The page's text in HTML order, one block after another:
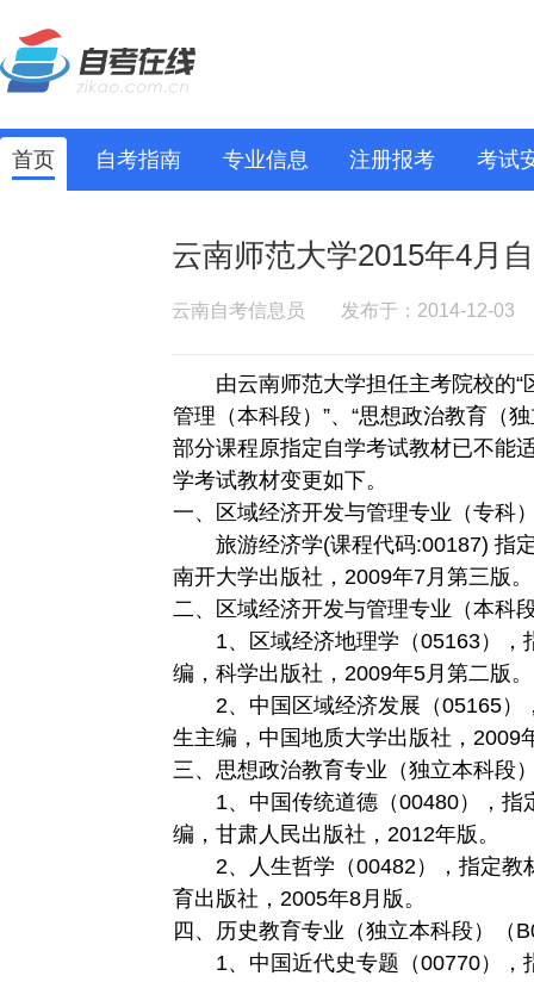
首页 自考指南 专业信息 注册报考 考试
云南师范大学2015年4月
云南自考信息员 发布于：2014-12-03
由云南师范大学担任主考院校的“
管理（本科段）”、“思想政治教育（
部分课程原指定自学考试教材已不能
学考试教材变更如下。
一、区域经济开发与管理专业（专科
旅游经济学(课程代码:00187) 指定
南开大学出版社，2009年7月第三版。
二、区域经济开发与管理专业（本科
1、区域经济地理学（05163），
编，科学出版社，2009年5月第二版。
2、中国区域经济发展（05165）
生主编，中国地质大学出版社，2009
三、思想政治教育专业（独立本科段
1、中国传统道德（00480），指
编，甘肃人民出版社，2012年版。
2、人生哲学（00482），指定教
育出版社，2005年8月版。
四、历史教育专业（独立本科段）（
1、中国近代史专题（00770），